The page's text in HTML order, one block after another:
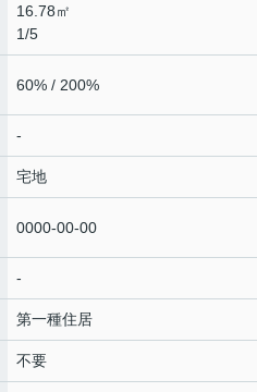
16.78㎡
1/5
60% / 200%
-
宅地
0000-00-00
-
第一種住居
不要